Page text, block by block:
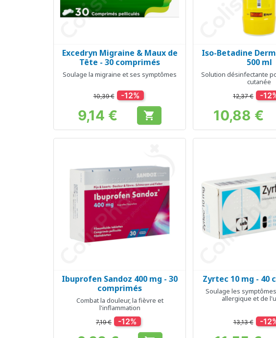
 Aperçu rapide
Excedryn Migraine & Maux de
Tête - 30 comprimés
Soulage la migraine et ses symptômes
10,39 € -12%
9,14 € 
Aperçu
Iso-Betadine
500 ml
Solution désinfectante
cutanée
12,37 € -
Prix
10,88 €
Aperçu rapide
Ibuprofen Sandoz 400 mg - 30
comprimés
Combat la douleur, la fièvre et
l'inflammation
7,19 € -12%
Aperçu
Zyrtec 10 mg - 40
Soulage les
allergique et de
13,13 € -